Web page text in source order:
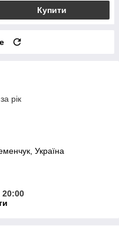
Купити
рік
Україна
20:00